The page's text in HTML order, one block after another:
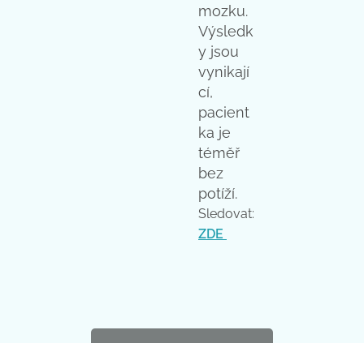
mozku.
Výsledk
y jsou
vynikají
cí,
pacient
ka je
téměř
bez
potíží.
Sledovat:
ZDE